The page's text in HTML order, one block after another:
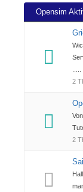
Opensim
2
2